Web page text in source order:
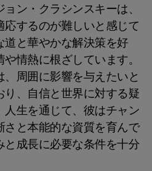
ン・クラシンスキーは、
するのが難しいと感じて
と華やかな解決策を好
情熱に根ざしています。
周囲に影響を与えたいと
、自信と世界に対する疑
生を通じて、彼はチャン
と本能的な資質を育んで
と成長に必要な条件を十分